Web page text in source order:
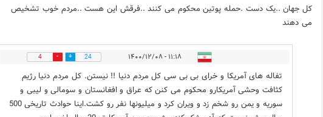
کل جهان ..یک دست .حمله‌ پوتین محکوم می کنند ..فرقش این هست ..مردم خوب تشخیص
می دهند
۱۱:۱۸ - ۱۴۰۰/۱۲/۰۸ 24
4
تفاله های آمریکا و خرای بی بی سی کل مردم دنیا !! نیستن. کل مردم دنیا رژیم
کثافت وحشی آمریکارو محکوم می کنن که عراق و افغانستان و سومالی و لیبی و
سوریه و یمن رو شخم زد و ویران کرد و میلیونها نفر رو کشت.اینا حوادث تاریخی 500